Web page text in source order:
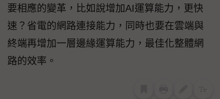
要相應的變革，比如說增加AI運算能力，更快
速？省電的網路連接能力，同時也要在雲端與
終端再增加一層邊緣運算能力，最佳化整體網
路的效率。